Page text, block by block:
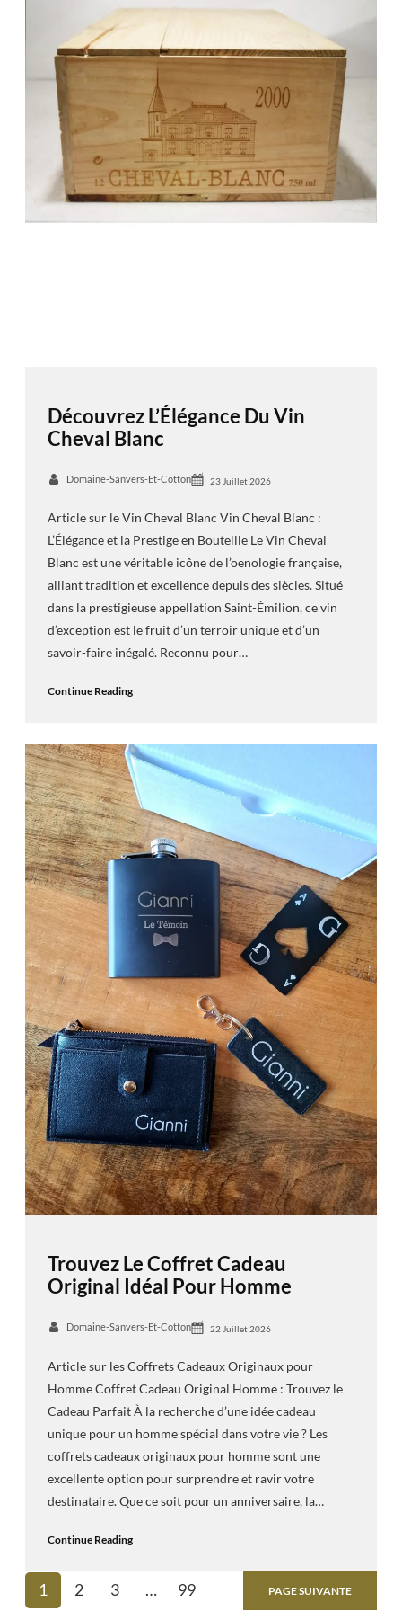
Découvrez L’Élégance Du Vin
Cheval Blanc
Domaine-Sanvers-Et-Cotton 23 Juillet 2026
Article sur le Vin Cheval Blanc Vin Cheval Blanc :
L’Élégance et la Prestige en Bouteille Le Vin Cheval
Blanc est une véritable icône de l’oenologie française,
alliant tradition et excellence depuis des siècles. Situé
dans la prestigieuse appellation Saint-Émilion, ce vin
d’exception est le fruit d’un terroir unique et d’un
savoir-faire inégalé. Reconnu pour…
Continue Reading
Trouvez Le Coffret Cadeau
Original Idéal Pour Homme
Domaine-Sanvers-Et-Cotton 22 Juillet 2026
Article sur les Coffrets Cadeaux Originaux pour
Homme Coffret Cadeau Original Homme : Trouvez le
Cadeau Parfait À la recherche d’une idée cadeau
unique pour un homme spécial dans votre vie ? Les
coffrets cadeaux originaux pour homme sont une
excellente option pour surprendre et ravir votre
destinataire. Que ce soit pour un anniversaire, la…
Continue Reading
1 2 3 … 99 PAGE SUIVANTE